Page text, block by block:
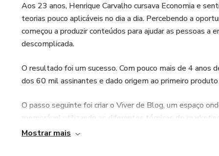
Aos 23 anos, Henrique Carvalho cursava Economia e
teorias pouco aplicáveis no dia a dia. Percebendo a
começou a produzir conteúdos para ajudar as pessoas
descomplicada.
O resultado foi um sucesso. Com pouco mais de 4 anos
dos 60 mil assinantes e dado origem ao primeiro
O passo seguinte foi criar o Viver de Blog, um espaço
memorável utilizando as diferentes técnicas de
pessoas que é sim possível viver com a renda gerada
Mostrar mais